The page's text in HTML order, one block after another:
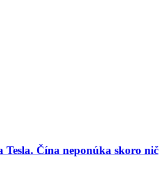
Tesla. Čína neponúka skoro nič